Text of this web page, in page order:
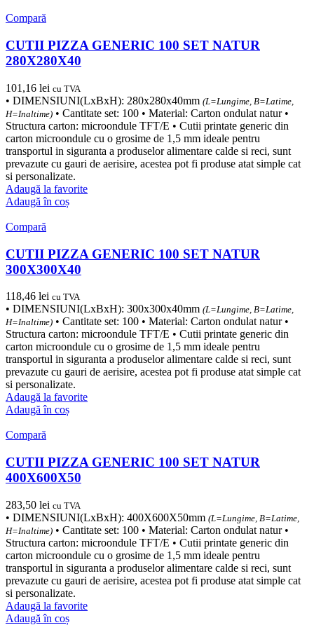
Compară
CUTII PIZZA GENERIC 100 SET NATUR
280X280X40
101,16 lei cu TVA
• DIMENSIUNI(LxBxH): 280x280x40mm (L=Lungime, B=Latime,
H=Inaltime) • Cantitate set: 100 • Material: Carton ondulat natur •
Structura carton: microondule TFT/E • Cutii printate generic din
carton microondule cu o grosime de 1,5 mm ideale pentru
transportul in siguranta a produselor alimentare calde si reci, sunt
prevazute cu gauri de aerisire, acestea pot fi produse atat simple cat
si personalizate.
Adaugă la favorite
Adaugă în coș
Compară
CUTII PIZZA GENERIC 100 SET NATUR
300X300X40
118,46 lei cu TVA
• DIMENSIUNI(LxBxH): 300x300x40mm (L=Lungime, B=Latime,
H=Inaltime) • Cantitate set: 100 • Material: Carton ondulat natur •
Structura carton: microondule TFT/E • Cutii printate generic din
carton microondule cu o grosime de 1,5 mm ideale pentru
transportul in siguranta a produselor alimentare calde si reci, sunt
prevazute cu gauri de aerisire, acestea pot fi produse atat simple cat
si personalizate.
Adaugă la favorite
Adaugă în coș
Compară
CUTII PIZZA GENERIC 100 SET NATUR
400X600X50
283,50 lei cu TVA
• DIMENSIUNI(LxBxH): 400X600X50mm (L=Lungime, B=Latime,
H=Inaltime) • Cantitate set: 100 • Material: Carton ondulat natur •
Structura carton: microondule TFT/E • Cutii printate generic din
carton microondule cu o grosime de 1,5 mm ideale pentru
transportul in siguranta a produselor alimentare calde si reci, sunt
prevazute cu gauri de aerisire, acestea pot fi produse atat simple cat
si personalizate.
Adaugă la favorite
Adaugă în coș